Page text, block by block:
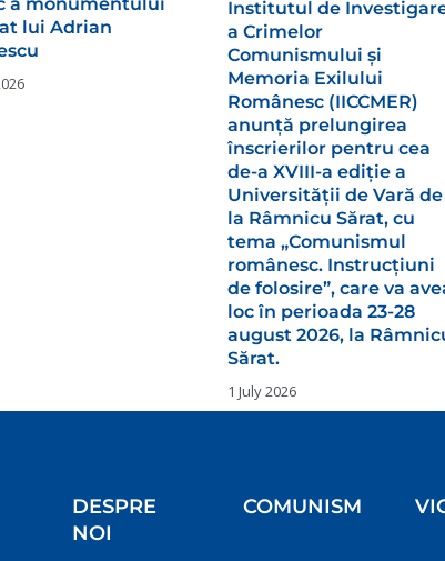
lui Adrian
Institutul de
a Crimelor
Comunismului și
Memoria Exilului
Românesc (IICCMER)
anunță prelungirea
înscrierilor pentru cea
de-a XVIII-a ediție a
Universității de Vară de
la Râmnicu Sărat, cu
tema „Comunismul
românesc. Instrucțiuni
de folosire”, care va
loc în perioada 23-28
august 2026, la
Sărat.
1 July 2026
DESPRE
NOI
COMUNISM